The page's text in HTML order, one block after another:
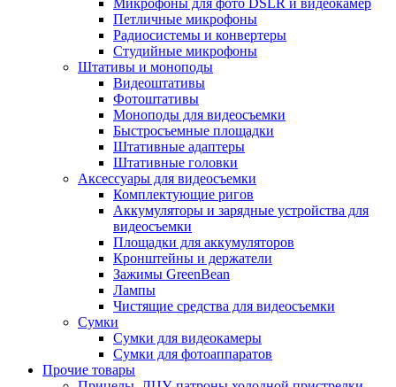
Микрофоны для фото DSLR и видеокамер
Петличные микрофоны
Радиосистемы и конвертеры
Студийные микрофоны
Штативы и моноподы
Видеоштативы
Фотоштативы
Моноподы для видеосъемки
Быстросъемные площадки
Штативные адаптеры
Штативные головки
Аксессуары для видеосъемки
Комплектующие ригов
Аккумуляторы и зарядные устройства для
видеосъемки
Площадки для аккумуляторов
Кронштейны и держатели
Зажимы GreenBean
Лампы
Чистящие средства для видеосъемки
Сумки
Сумки для видеокамеры
Сумки для фотоаппаратов
Прочие товары